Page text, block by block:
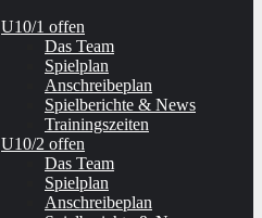
U10/1 offen
Das Team
Spielplan
Anschreibeplan
Spielberichte & News
Trainingszeiten
U10/2 offen
Das Team
Spielplan
Anschreibeplan